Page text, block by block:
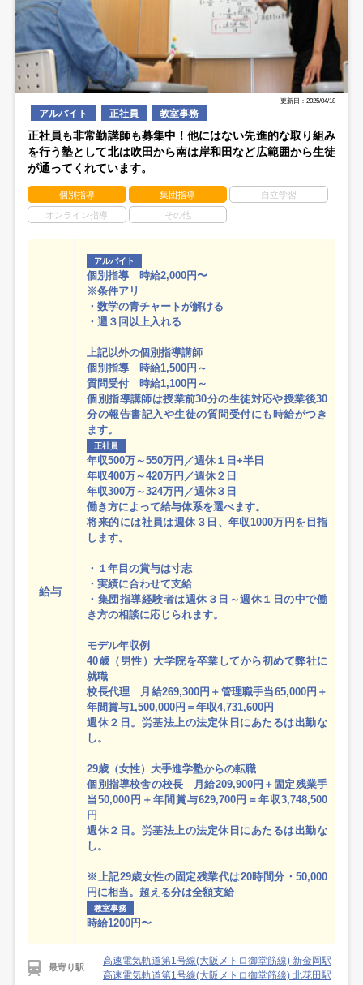
更新日：2025/04/18
アルバイト 正社員 教室事務
正社員も非常勤講師も募集中！他にはない先進的な取り組み
を行う塾として北は吹田から南は岸和田など広範囲から生徒
が通ってくれています。
個別指導 集団指導 自立学習
オンライン指導 その他
給与
アルバイト
個別指導 時給2,000円〜
※条件アリ
・数学の青チャートが解ける
・週３回以上入れる
上記以外の個別指導講師
個別指導 時給1,500円～
質問受付 時給1,100円～
個別指導講師は授業前30分の生徒対応や授業後30
分の報告書記入や生徒の質問受付にも時給がつき
ます。
正社員
年収500万～550万円／週休１日+半日
年収400万～420万円／週休２日
年収300万～324万円／週休３日
働き方によって給与体系を選べます。
将来的には社員は週休３日、年収1000万円を目指
します。
・１年目の賞与は寸志
・実績に合わせて支給
・集団指導経験者は週休３日～週休１日の中で働
き方の相談に応じられます。
モデル年収例
40歳（男性）大学院を卒業してから初めて弊社に
就職
校長代理 月給269,300円＋管理職手当65,000円＋
年間賞与1,500,000円＝年収4,731,600円
週休２日。労基法上の法定休日にあたるは出勤な
し。
29歳（女性）大手進学塾からの転職
個別指導校舎の校長 月給209,900円＋固定残業手
当50,000円＋年間賞与629,700円＝年収3,748,500
円
週休２日。労基法上の法定休日にあたるは出勤な
し。
※上記29歳女性の固定残業代は20時間分・50,000
円に相当。超える分は全額支給
教室事務
時給1200円〜
最寄り駅
高速電気軌道第1号線(大阪メトロ御堂筋線) 新金岡駅
高速電気軌道第1号線(大阪メトロ御堂筋線) 北花田駅